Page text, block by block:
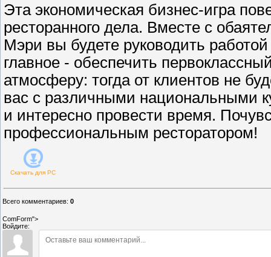
Эта экономическая бизнес-игра
ресторанного дела. Вместе с
Мэри вы будете руководить
главное - обеспечить
атмосферу: тогда от клиентов не
вас с различными национальными
и интересно провести время.
профессиональным ресторатором!
Скачать для PC
Всего комментариев: 0
ComForm">
Войдите: